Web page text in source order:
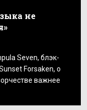
не
Seven, блэк-
Forsaken, о
важнее